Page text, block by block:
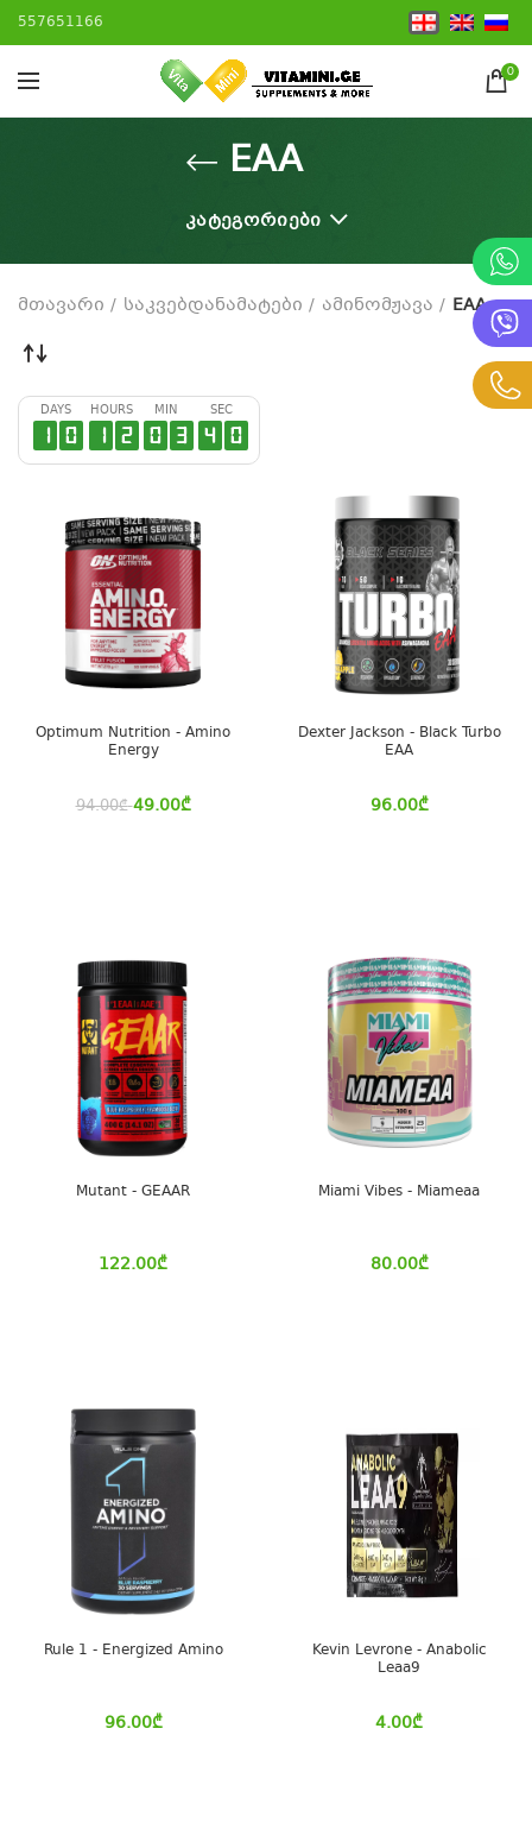
557651166
0
EAA
ᲙᲐᲢᲔᲒᲝᲠᲘᲔᲑᲘ
მთავარი საკვებდანამატები ამინომჟავა EAA
DAYS
1 0
HOURS
1 2
MIN
0 3
SEC
3 9
Optimum Nutrition - Amino
Energy
94.00₾ 49.00₾
Dexter Jackson - Black Turbo
EAA
96.00₾
Mutant - GEAAR
122.00₾
Miami Vibes - Miameaa
80.00₾
Rule 1 - Energized Amino
96.00₾
Kevin Levrone - Anabolic
Leaa9
4.00₾